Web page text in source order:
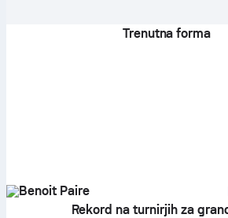
Trenutna forma
Benoit Paire
Rekord na turnirjih za